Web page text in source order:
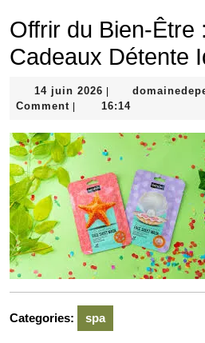
Offrir du Bien-Être
Cadeaux Détente
14 juin 2026 14
juin
|
Comment | 16:14
Categories: spa